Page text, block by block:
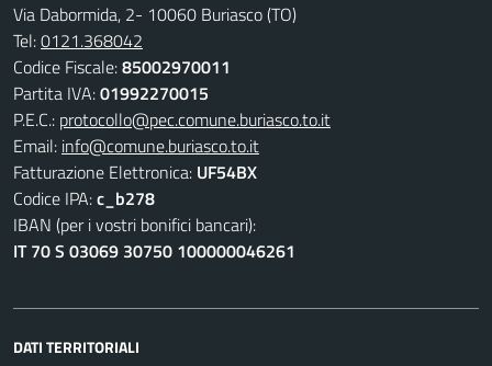
Via Dabormida, 2- 10060 Buriasco (TO)
Tel:0121.368042
Codice Fiscale:85002970011
Partita IVA:01992270015
P.E.C.: protocollo@pec.comune.buriasco.to.it
Email: info@comune.buriasco.to.it
Fatturazione Elettronica: UF54BX
Codice IPA:c_b278
IBAN (per i vostri bonifici bancari):
IT 70 S 03069 30750 100000046261
DATI TERRITORIALI